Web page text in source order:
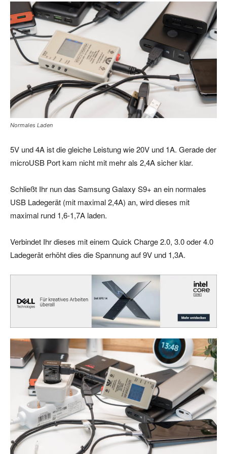
Normales Laden
5V und 4A ist die gleiche Leistung wie 20V und 1A. Gerade der
microUSB Port kam nicht mit mehr als 2,4A sicher klar.
Schließt Ihr nun das Samsung Galaxy S9+ an ein normales
USB Ladegerät (mit maximal 2,4A) an, wird dieses mit
maximal rund 1,6-1,7A laden.
Verbindet Ihr dieses mit einem Quick Charge 2.0, 3.0 oder 4.0
Ladegerät erhöht dies die Spannung auf 9V und 1,3A.